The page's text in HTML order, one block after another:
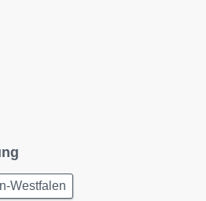
Westfalen